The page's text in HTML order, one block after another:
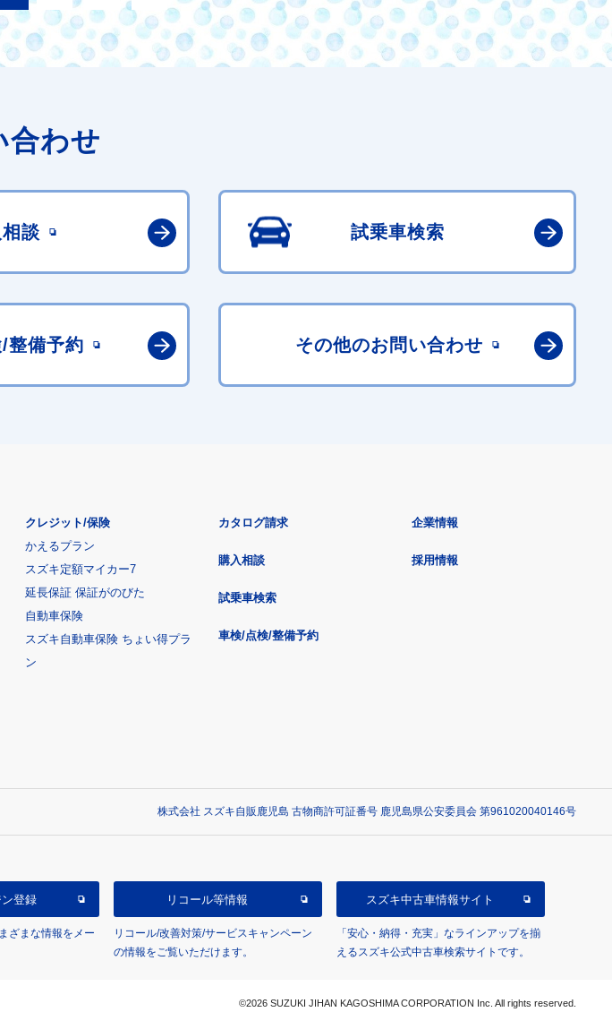
合わせ
談 試乗車検索
整備予約 その他のお問い合わせ
クレジット/保険
かえるプラン
スズキ定額マイカー7
延長保証 保証がのびた
自動車保険
スズキ自動車保険 ちょい得プラ
ン
カタログ請求
購入相談
試乗車検索
車検/点検/整備予約
企業情報
採用情報
株式会社 スズキ自販鹿児島 古物商許可証番号 鹿児島県公安委員会 第961020040146号
ン登録
ざまな情報をメー
リコール等情報
リコール/改善対策/サービスキャンペーン
の情報をご覧いただけます。
スズキ中古車情報サイト
「安心・納得・充実」なラインアップを揃
えるスズキ公式中古車検索サイトです。
©2026 SUZUKI JIHAN KAGOSHIMA CORPORATION Inc. All rights reserved.